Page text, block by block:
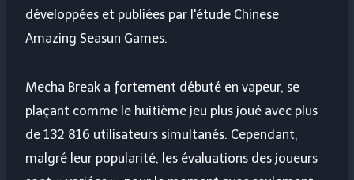
développées et publiées par l'étude Chinese
Amazing Seasun Games.
Mecha Break a fortement débuté en vapeur, se
plaçant comme le huitième jeu plus joué avec plus
de 132 816 utilisateurs simultanés. Cependant,
malgré leur popularité, les évaluations des joueurs